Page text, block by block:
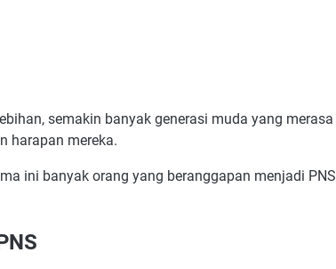
semakin banyak generasi muda yang merasa
harapan mereka.
ini banyak orang yang beranggapan menjadi PNS